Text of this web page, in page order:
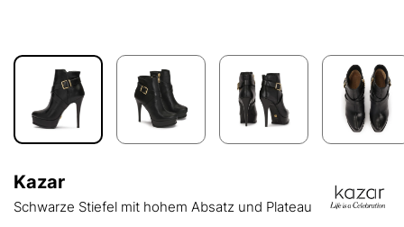
Kazar
Schwarze Stiefel mit hohem Absatz und Plateau